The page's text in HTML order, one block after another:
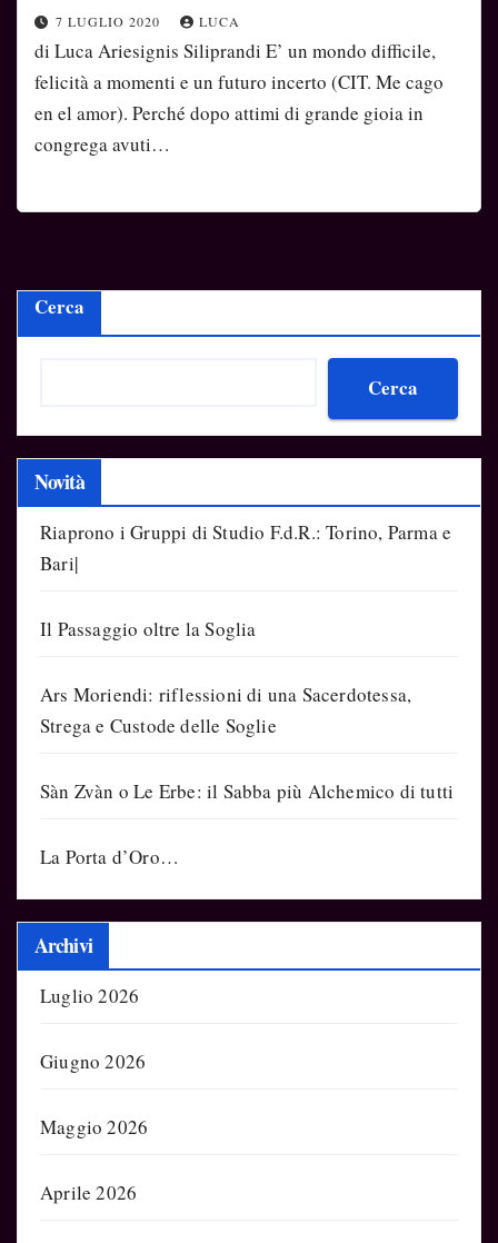
7 LUGLIO 2020 LUCA
di Luca Ariesignis Siliprandi E’ un mondo difficile,
felicità a momenti e un futuro incerto (CIT. Me cago
en el amor). Perché dopo attimi di grande gioia in
congrega avuti…
Cerca
Cerca
Novità
Riaprono i Gruppi di Studio F.d.R.: Torino, Parma e
Bari|
Il Passaggio oltre la Soglia
Ars Moriendi: riflessioni di una Sacerdotessa,
Strega e Custode delle Soglie
Sàn Zvàn o Le Erbe: il Sabba più Alchemico di tutti
La Porta d’Oro…
Archivi
Luglio 2026
Giugno 2026
Maggio 2026
Aprile 2026